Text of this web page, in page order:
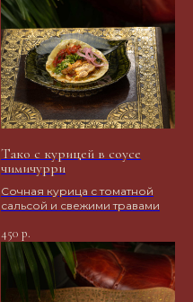
Тако с курицей в соусе
чимичурри
Сочная курица с томатной
сальсой и свежими травами
450 р.